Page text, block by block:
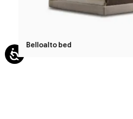
Belloalto bed